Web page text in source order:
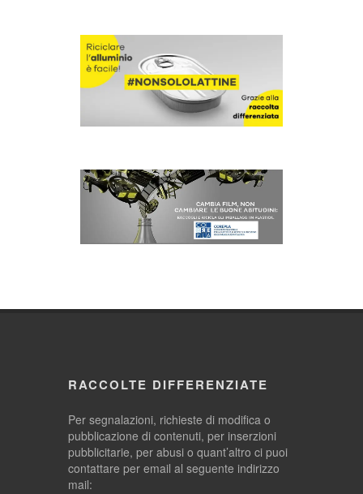
RACCOLTE DIFFERENZIATE
Per segnalazioni, richieste di modifica o
pubblicazione di contenuti, per inserzioni
pubblicitarie, per abusi o quant’altro ci puoi
contattare per email al seguente indirizzo
mail: